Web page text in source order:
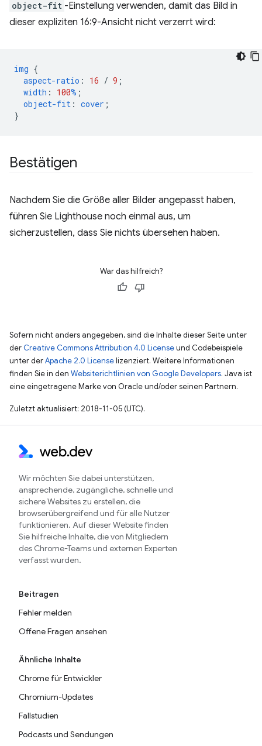
object-fit -Einstellung verwenden, damit das Bild in
dieser expliziten 16:9-Ansicht nicht verzerrt wird:
img {
aspect-ratio : 16 / 9 ;
width : 100% ;
object-fit : cover ;
}
Bestätigen
Nachdem Sie die Größe aller Bilder angepasst haben,
führen Sie Lighthouse noch einmal aus, um
sicherzustellen, dass Sie nichts übersehen haben.
War das hilfreich?
Sofern nicht anders angegeben, sind die Inhalte dieser Seite unter
der Creative Commons Attribution 4.0 Licenseund Codebeispiele
unter derApache 2.0 Licenselizenziert. Weitere Informationen
finden Sie in den Websiterichtlinien von Google Developers. Java ist
eine eingetragene Marke von Oracle und/oder seinen Partnern.
Zuletzt aktualisiert: 2018-11-05 (UTC).
Wir möchten Sie dabei unterstützen,
ansprechende, zugängliche, schnelle und
sichere Websites zu erstellen, die
browserübergreifend und für alle Nutzer
funktionieren. Auf dieser Website finden
Sie hilfreiche Inhalte, die von Mitgliedern
des Chrome-Teams und externen Experten
verfasst wurden.
Beitragen
Fehler melden
Offene Fragen ansehen
Ähnliche Inhalte
Chrome für Entwickler
Chromium-Updates
Fallstudien
Podcasts und Sendungen